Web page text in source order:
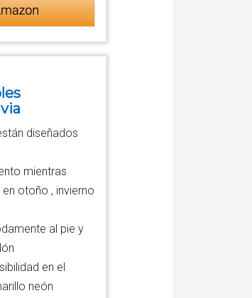
diseñados
mientras
otoño , invierno
al pie y
en el
neón